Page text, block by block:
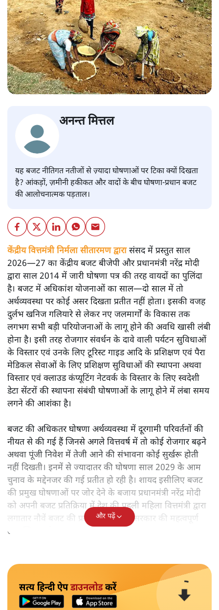
अनन्त मित्तल
यह बजट नीतिगत नतीजों से ज़्यादा घोषणाओं पर टिका क्यों दिखता
है? आंकड़ों, ज़मीनी हकीकत और वादों के बीच घोषणा-प्रधान बजट
की आलोचनात्मक पड़ताल।
केंद्रीय वित्तमंत्री निर्मला सीतारमण द्वारासंसद में प्रस्तुत साल
2026—27 का केंद्रीय बजट बीजेपी और प्रधानमंत्री नरेंद्र मोदी
द्वारा साल 2014 में जारी घोषणा पत्र की तरह वायदों का पुलिंदा
है। बजट में अधिकांश योजनाओं का साल—दो साल में तो
अर्थव्यवस्था पर कोई असर दिखता प्रतीत नहीं होता। इसकी वजह
दुर्लभ खनिज गलियारे से लेकर नए जलमार्गों के विकास तक
लगभग सभी बड़ी परियोजनाओं के लागू होने की अवधि खासी लंबी
होना है। इसी तरह रोजगार संवर्धन के दावे वाली पर्यटन सुविधाओं
के विस्तार एवं उनके लिए टूरिस्ट गाइड आदि के प्रशिक्षण एवं पैरा
मेडिकल सेवाओं के लिए प्रशिक्षण सुविधाओं की स्थापना अथवा
विस्तार एवं क्लाउड कंप्यूटिंग नेटवर्क के विस्तार के लिए स्वदेशी
डेटा सेंटरों की स्थापना संबंधी घोषणाओं के लागू होने में लंबा समय
लगने की आशंका है।
बजट की अधिकतर घोषणा अर्थव्यवस्था में दूरगामी परिवर्तनों की
नीयत से की गई हैं जिनसे अगले वित्तवर्ष में तो कोई रोजगार बढ़ने
अथवा पूंजी निवेश में तेजी आने की संभावना कोई सुर्खरू होती
नहीं दिखती। इनमें से ज्यादातर की घोषणा साल 2029 के आम
चुनाव के मद्देनजर की गई प्रतीत हो रही है। शायद इसीलिए बजट
की प्रमुख घोषणाओं पर जोर देने के बजाय प्रधानमंत्री नरेंद्र मोदी
को अपनी बजट प्रतिक्रिया में देश की पहली महिला वित्तमंत्री द्वारा
लगातार नौवें बजट की प्रस्तुति को अपनी सरकार की महत्वपूर्ण
उपलब्धि बताने पर मजबूर होना पड़ा।
और पढ़ें
सत्य हिन्दी ऐपडाउनलोडकरें